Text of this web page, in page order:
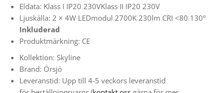
Eldata: Klass I IP20 230VKlass II IP20 230V
Ljuskälla: 2 × 4W LEDmodul 2700K 230lm CRI <80 130º
Inkluderad
Produktmärkning: CE
Kollektion: Skyline
Brand: Örsjö
Leveranstid: Upp till 4-5 veckors leveranstid